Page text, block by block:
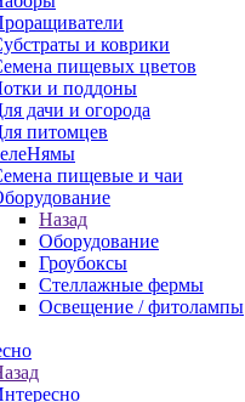
и коврики
пищевых цветов
и поддоны
дачи и огорода
питомцев
пищевые и чаи
Назад
Оборудование
Гроубоксы
Стеллажные фермы
Освещение / фитолампы